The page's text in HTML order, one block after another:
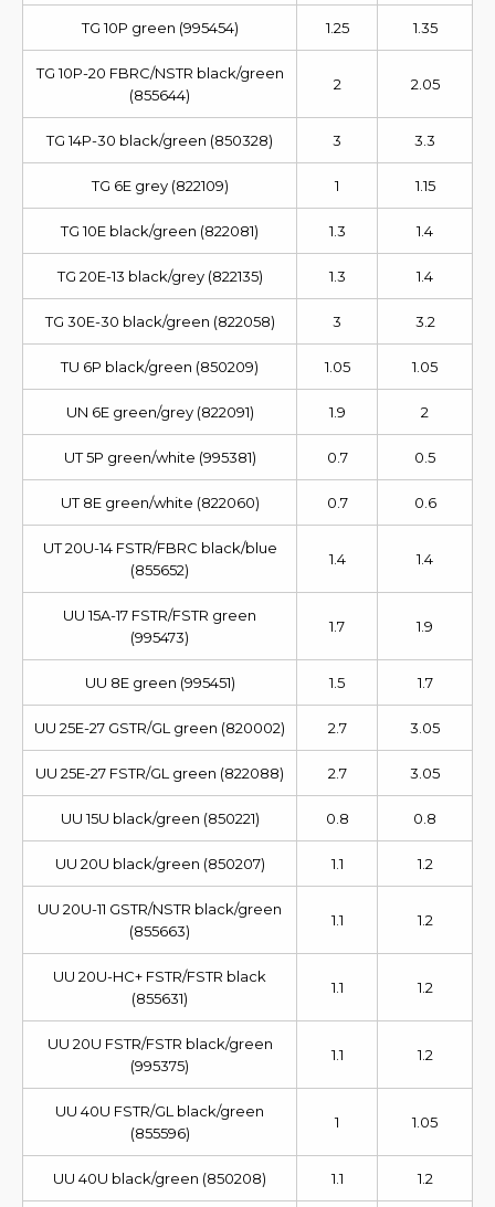
TG 10P green (995454) 1.25 1.35
TG 10P-20 FBRC/NSTR black/green
(855644)
2 2.05
TG 14P-30 black/green (850328) 3 3.3
TG 6E grey (822109) 1 1.15
TG 10E black/green (822081) 1.3 1.4
TG 20E-13 black/grey (822135) 1.3 1.4
TG 30E-30 black/green (822058) 3 3.2
TU 6P black/green (850209) 1.05 1.05
UN 6E green/grey (822091) 1.9 2
UT 5P green/white (995381) 0.7 0.5
UT 8E green/white (822060) 0.7 0.6
UT 20U-14 FSTR/FBRC black/blue
(855652)
1.4 1.4
UU 15A-17 FSTR/FSTR green
(995473)
1.7 1.9
UU 8E green (995451) 1.5 1.7
UU 25E-27 GSTR/GL green (820002) 2.7 3.05
UU 25E-27 FSTR/GL green (822088) 2.7 3.05
UU 15U black/green (850221) 0.8 0.8
UU 20U black/green (850207) 1.1 1.2
UU 20U-11 GSTR/NSTR black/green
(855663)
1.1 1.2
UU 20U-HC+ FSTR/FSTR black
(855631)
1.1 1.2
UU 20U FSTR/FSTR black/green
(995375)
1.1 1.2
UU 40U FSTR/GL black/green
(855596)
1 1.05
UU 40U black/green (850208) 1.1 1.2